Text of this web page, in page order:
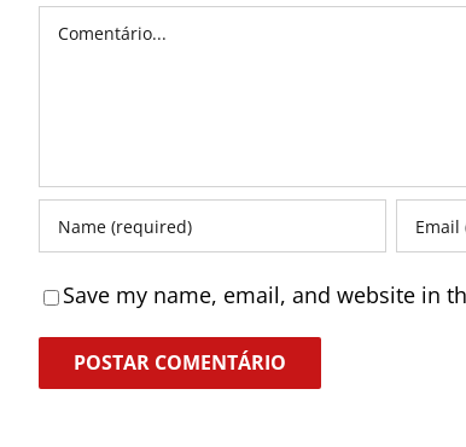
Comentário
Save my name, email, and website in